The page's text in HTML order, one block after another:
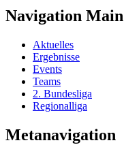
Navigation Main
Aktuelles
Ergebnisse
Events
Teams
2. Bundesliga
Regionalliga
Metanavigation